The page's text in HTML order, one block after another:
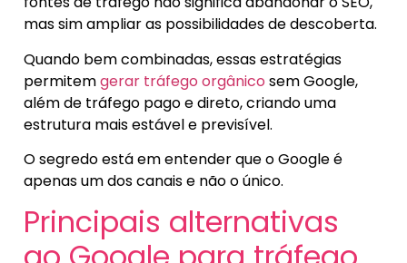
mas sim ampliar as possibilidades de descoberta.
Quando bem combinadas, essas estratégias
permitemgerar tráfego orgânico sem Google,
além de tráfego pago e direto, criando uma
estrutura mais estável e previsível.
O segredo está em entender que o Google é
apenas um dos canais e não o único.
Principais alternativas